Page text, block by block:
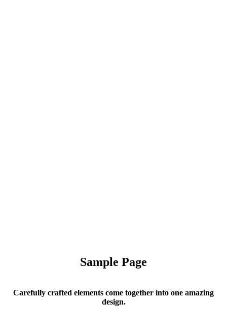
Sample Page
Carefully crafted elements come together into one amazing
design.